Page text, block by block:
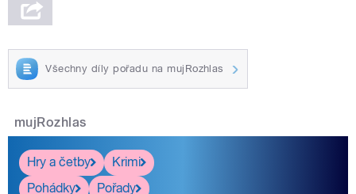
Všechny díly pořadu na mujRozhlas
mujRozhlas
Hry a četby
Krimi
Pohádky
Pořady